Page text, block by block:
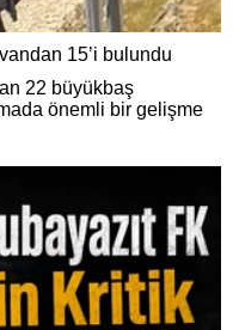
15’i bulundu
22 büyükbaş
önemli bir gelişme